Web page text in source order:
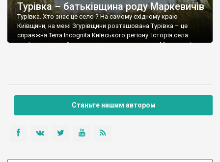
Турівка – батьківщина роду Маркевичів
Турівка. Хто знає це село ? На самому східному краю
Київщини, на межі Згурівщини розташована Турівка – це
справжня Terra Incognita Київського регіону. Історія села
пов’язана з українським старшинським родом Маркевичів та
Станьте нашим автором